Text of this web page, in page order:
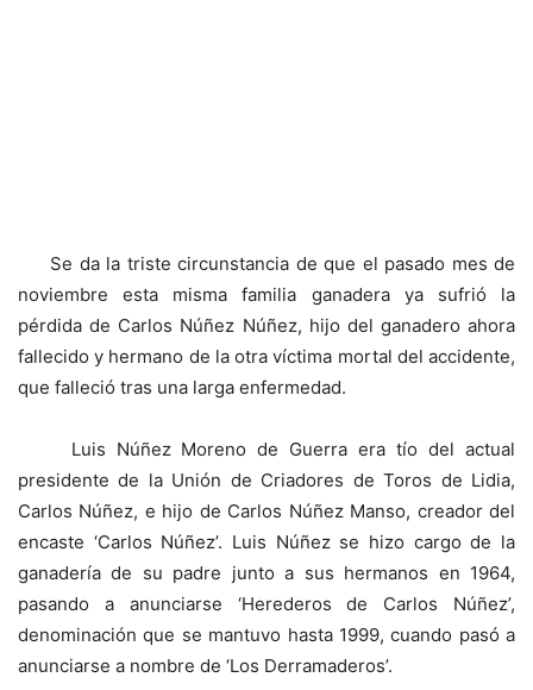
Se da la triste circunstancia de que el pasado mes de
noviembre esta misma familia ganadera ya sufrió la
pérdida de Carlos Núñez Núñez, hijo del ganadero ahora
fallecido y hermano de la otra víctima mortal del accidente,
que falleció tras una larga enfermedad.
Luis Núñez Moreno de Guerra era tío del actual
presidente de la Unión de Criadores de Toros de Lidia,
Carlos Núñez, e hijo de Carlos Núñez Manso, creador del
encaste ‘Carlos Núñez’. Luis Núñez se hizo cargo de la
ganadería de su padre junto a sus hermanos en 1964,
pasando a anunciarse ‘Herederos de Carlos Núñez’,
denominación que se mantuvo hasta 1999, cuando pasó a
anunciarse a nombre de ‘Los Derramaderos’.